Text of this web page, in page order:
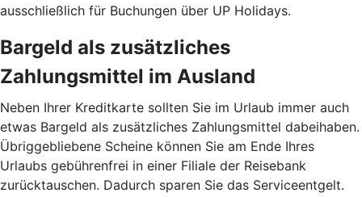
ausschließlich für Buchungen über UP Holidays.
Bargeld als zusätzliches
Zahlungsmittel im Ausland
Neben Ihrer Kreditkarte sollten Sie im Urlaub immer auch
etwas Bargeld als zusätzliches Zahlungsmittel dabeihaben.
Übriggebliebene Scheine können Sie am Ende Ihres
Urlaubs gebührenfrei in einer Filiale der Reisebank
zurücktauschen. Dadurch sparen Sie das Serviceentgelt.